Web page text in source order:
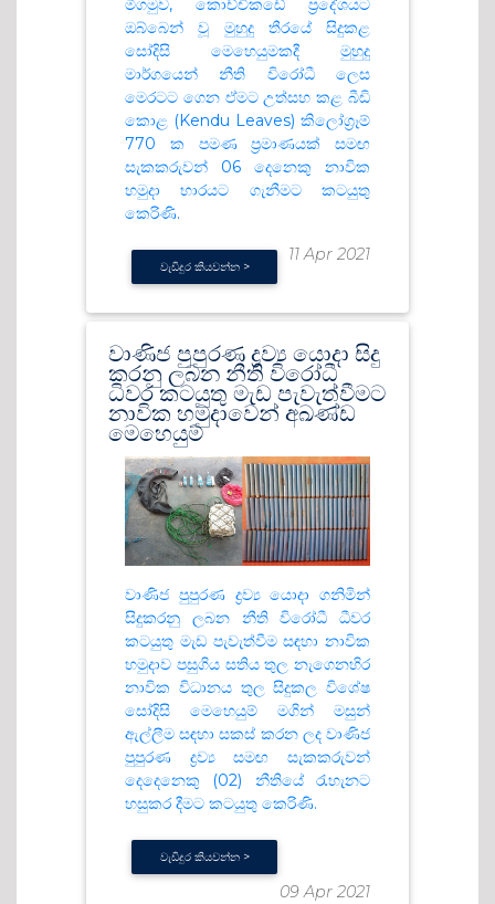
ඔබ්බෙන් වූ මුහුදු තීරයේ සිදුකළ
සෝදිසි මෙහෙයුමකදී මුහුදු
මාර්ගයෙන් නීති විරෝධී ලෙස
මෙරටට ගෙන ඒමට උත්සහ කළ බීඩි
කොළ (Kendu Leaves) කිලෝග්‍රෑම්
770 ක පමණ ප්‍රමාණයක් සමඟ
සැකකරුවන් 06 දෙනෙකු නාවික
හමුදා භාරයට ගැනීමට කටයුතු
කෙරිණි.
වැඩිදුර කියවන්න >
11 Apr 2021
වාණිජ පුපුරණ ද්‍රව්‍ය යොදා සිදු
කරනු ලබන නීති විරෝධී
ධිවර කටයුතු මැඩ පැවැත්වීමට
නාවික හමු‍දාවෙන් අඛණ්ඩ
මෙහෙයුම්
වාණිජ පුපුරණ ද්‍රව්‍ය යොදා ගනිමින්
සිදුකරනු ලබන නීති විරෝධී ධීවර
කටයුතු මැඩ පැවැත්වීම සඳහා නාවික
හමුදාව පසුගිය සතිය තුල නැගෙනහිර
නාවික විධානය තුල සිදුකල විශේෂ
සෝදිසි මෙහෙයුම් මගින් මසුන්
ඇල්ලීම සඳහා සකස් කරන ලද වාණිජ
පුපුරණ ද්‍රව්‍ය සමඟ සැකකරුවන්
දෙදෙනෙකු (02) නීතියේ රැහැනට
හසුකර දීමට කටයුතු කෙරිණි.
වැඩිදුර කියවන්න >
09 Apr 2021